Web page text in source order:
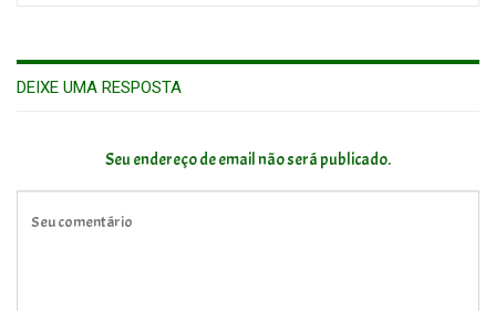
DEIXE UMA RESPOSTA
Seu endereço de email não será publicado.